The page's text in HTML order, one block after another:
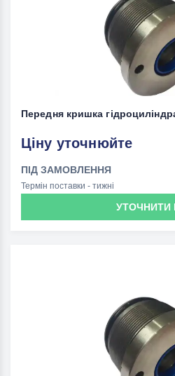
Передня кришка
Ціну уточнюйте
ПІД ЗАМОВЛЕННЯ
Термін поставки - тижні
УТОЧНИТИ